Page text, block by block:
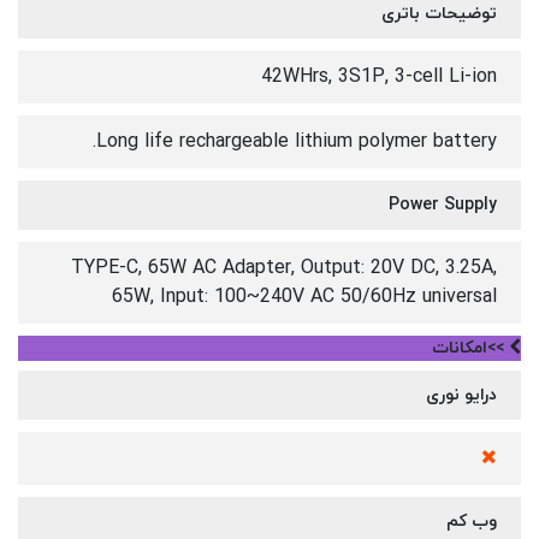
توضیحات باتری
42WHrs, 3S1P, 3-cell Li-ion
Long life rechargeable lithium polymer battery.
Power Supply
TYPE-C, 65W AC Adapter, Output: 20V DC, 3.25A,
65W, Input: 100~240V AC 50/60Hz universal
>>امکانات
درایو نوری
وب کم